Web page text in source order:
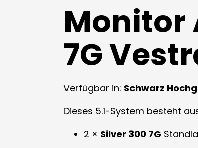
Monitor
7G
Verfügbar in: Schwarz
Dieses 5.1-System besteht
2 × Silver 300 7G